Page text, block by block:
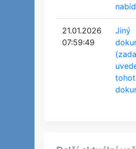
21.01.2026
07:59:49
Jiný